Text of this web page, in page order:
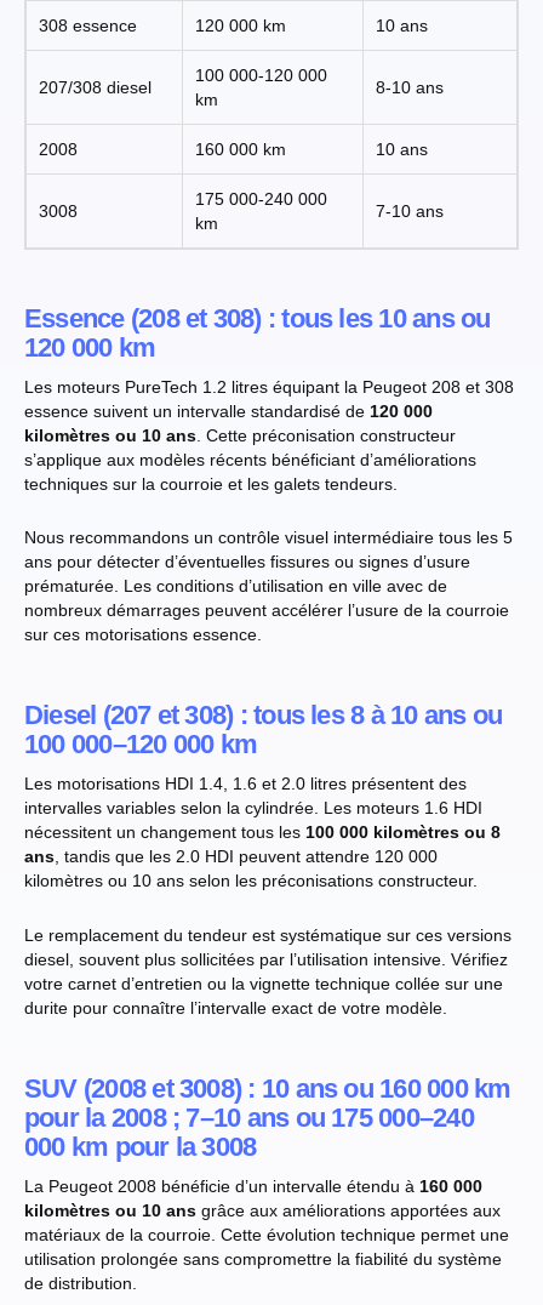
308 essence 120 000 km 10 ans
207/308 diesel
100 000-120 000
km
8-10 ans
2008 160 000 km 10 ans
3008
175 000-240 000
km
7-10 ans
Essence (208 et 308) : tous les 10 ans ou
120 000 km
Les moteurs PureTech 1.2 litres équipant la Peugeot 208 et 308
essence suivent un intervalle standardisé de 120 000
kilomètres ou 10 ans . Cette préconisation constructeur
s’applique aux modèles récents bénéficiant d’améliorations
techniques sur la courroie et les galets tendeurs.
Nous recommandons un contrôle visuel intermédiaire tous les 5
ans pour détecter d’éventuelles fissures ou signes d’usure
prématurée. Les conditions d’utilisation en ville avec de
nombreux démarrages peuvent accélérer l’usure de la courroie
sur ces motorisations essence.
Diesel (207 et 308) : tous les 8 à 10 ans ou
100 000–120 000 km
Les motorisations HDI 1.4, 1.6 et 2.0 litres présentent des
intervalles variables selon la cylindrée. Les moteurs 1.6 HDI
nécessitent un changement tous les 100 000 kilomètres ou 8
ans , tandis que les 2.0 HDI peuvent attendre 120 000
kilomètres ou 10 ans selon les préconisations constructeur.
Le remplacement du tendeur est systématique sur ces versions
diesel, souvent plus sollicitées par l’utilisation intensive. Vérifiez
votre carnet d’entretien ou la vignette technique collée sur une
durite pour connaître l’intervalle exact de votre modèle.
SUV (2008 et 3008) : 10 ans ou 160 000 km
pour la 2008 ; 7–10 ans ou 175 000–240
000 km pour la 3008
La Peugeot 2008 bénéficie d’un intervalle étendu à 160 000
kilomètres ou 10 ans grâce aux améliorations apportées aux
matériaux de la courroie. Cette évolution technique permet une
utilisation prolongée sans compromettre la fiabilité du système
de distribution.